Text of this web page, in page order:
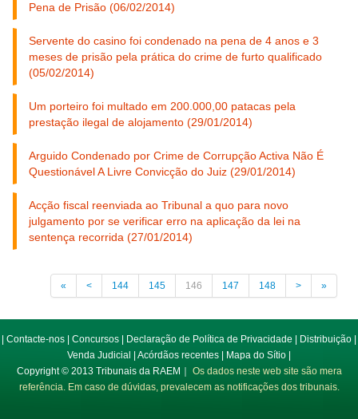
Pena de Prisão (06/02/2014)
Servente do casino foi condenado na pena de 4 anos e 3
meses de prisão pela prática do crime de furto qualificado
(05/02/2014)
Um porteiro foi multado em 200.000,00 patacas pela
prestação ilegal de alojamento (29/01/2014)
Arguido Condenado por Crime de Corrupção Activa Não É
Questionável A Livre Convicção do Juiz (29/01/2014)
Acção fiscal reenviada ao Tribunal a quo para novo
julgamento por se verificar erro na aplicação da lei na
sentença recorrida (27/01/2014)
« < 144 145 146 147 148 > »
Contacte-nos Concursos Declaração de Política de Privacidade Distribuição
Venda Judicial
Acórdãos recentes Mapa do Sítio
Copyright © 2013 Tribunais da RAEM｜ Os dados neste web site são mera
referência. Em caso de dúvidas, prevalecem as notificações dos tribunais.